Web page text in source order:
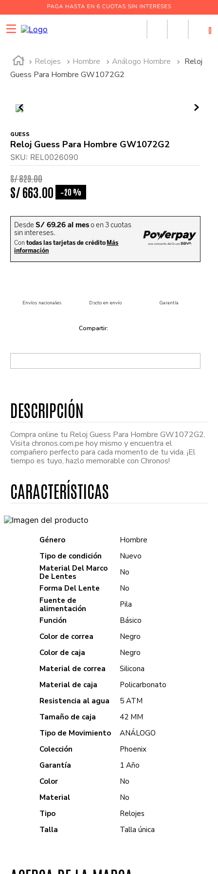
0
Relojes Hombre Análogo Hombre
Reloj
Guess Para Hombre GW1072G2
GUESS
Reloj Guess Para Hombre GW1072G2
SKU: REL0026090
S/829.00
S/663 00 -20 %
Envíos nacionales Dscto en envío Garantía
Compra online tu Reloj Guess Para Hombre GW1072G2.
Visita chronos.com.pe hoy mismo y encuentra el
compañero perfecto para cada momento de tu vida. ¡El
tiempo es tuyo, hazlo memorable con Chronos!
Género
Hombre
Tipo de condición
Nuevo
Material Del Marco
De Lentes
No
Forma Del Lente
No
Fuente de
alimentación
Pila
Función
Básico
Color de correa
Negro
Color de caja
Negro
Material de correa
Silicona
Material de caja
Policarbonato
Resistencia al agua
5 ATM
Tamaño de caja
42 MM
Tipo de Movimiento
ANÁLOGO
Colección
Phoenix
Garantía
1 Año
Color
No
Material
No
Tipo
Relojes
Talla
Talla única